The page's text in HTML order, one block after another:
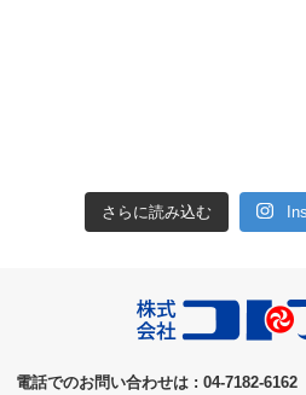
さらに読み込む
電話でのお問い合わせは : 04-7182-